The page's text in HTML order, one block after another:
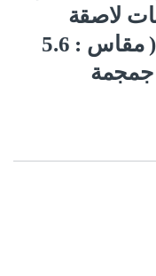
لاصقة
لتزيين غطاء محور العجلة ( مقاس : 5.6